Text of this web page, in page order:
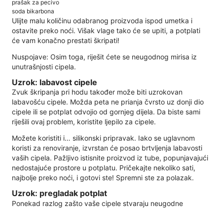
prašak za pecivo
soda bikarbona
Ulijte malu količinu odabranog proizvoda ispod umetka i
ostavite preko noći. Višak vlage tako će se upiti, a potplati
će vam konačno prestati škripati!
Nuspojave: Osim toga, riješit ćete se neugodnog mirisa iz
unutrašnjosti cipela.
Uzrok: labavost cipele
Zvuk škripanja pri hodu također može biti uzrokovan
labavošću cipele. Možda peta ne prianja čvrsto uz donji dio
cipele ili se potplat odvojio od gornjeg dijela. Da biste sami
riješili ovaj problem, koristite ljepilo za cipele.
Možete koristiti i… silikonski pripravak. Iako se uglavnom
koristi za renoviranje, izvrstan će posao brtvljenja labavosti
vaših cipela. Pažljivo istisnite proizvod iz tube, popunjavajući
nedostajuće prostore u potplatu. Pričekajte nekoliko sati,
najbolje preko noći, i gotovi ste! Spremni ste za polazak.
Uzrok: pregladak potplat
Ponekad razlog zašto vaše cipele stvaraju neugodne